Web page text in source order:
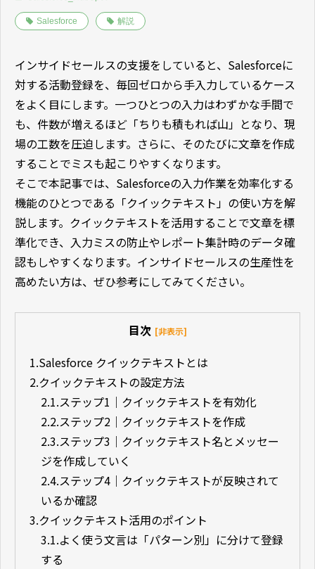
Salesforce 解説
インサイドセールスの支援をしていると、Salesforceに
対する活動登録を、毎回ゼロから手入力しているケース
をよく目にします。一つひとつの入力はわずかな手間で
も、件数が増えるほど「ちりも積もれば山」となり、現
場の工数を圧迫します。さらに、そのたびに文章を作成
することでミスも起こりやすくなります。
そこで本記事では、Salesforceの入力作業を効率化する
機能のひとつである「クイックテキスト」の使い方を解
説します。クイックテキストを活用することで文章を標
準化でき、入力ミスの防止やレポート集計時のデータ確
認もしやすくなります。インサイドセールスの生産性を
高めたい方は、ぜひ参考にしてみてください。
目次 [非表示]
1.Salesforce クイックテキストとは
2.クイックテキストの設定方法
2.1.ステップ1｜クイックテキストを有効化
2.2.ステップ2｜クイックテキストを作成
2.3.ステップ3｜クイックテキスト名とメッセー
ジを作成していく
2.4.ステップ4｜クイックテキストが反映されて
いるか確認
3.クイックテキスト活用のポイント
3.1.よく使う文言は「パターン別」に分けて登録
する